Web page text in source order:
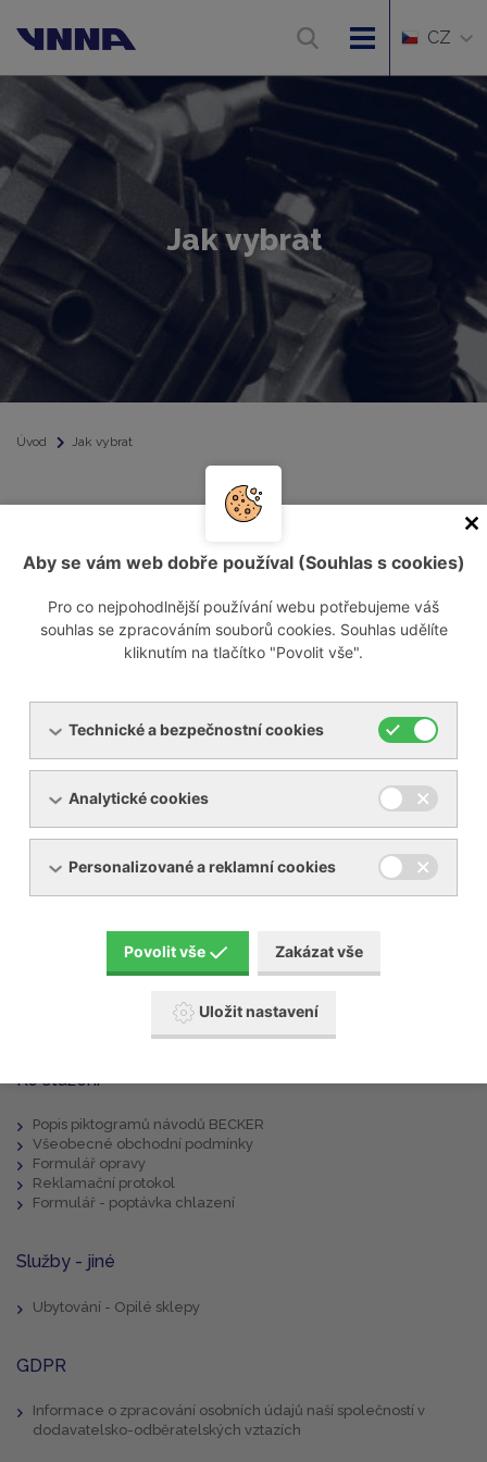
CZ
Jak vybrat
Úvod Jak vybrat
V této sekci našich stránek vám pomůžeme si vybrat to
Jak vybrat kompresor
Jak vybrat kompresor
Menu
Akční zboží
Ke stažení
Popis piktogramů návodů BECKER
Všeobecné obchodní podmínky
Formulář opravy
Reklamační protokol
Formulář - poptávka chlazení
Služby - jiné
Ubytování - Opilé sklepy
GDPR
Informace o zpracování osobních údajů naší společností v
dodavatelsko-odběratelských vztazích
Aby se vám web dobře používal (Souhlas s cookies)
Pro co nejpohodlnější používání webu potřebujeme váš
souhlas se zpracováním souborů cookies. Souhlas udělíte
kliknutím na tlačítko "Povolit vše".
Technické a bezpečnostní cookies
Analytické cookies
Personalizované a reklamní cookies
Povolit vše Zakázat vše
Uložit nastavení